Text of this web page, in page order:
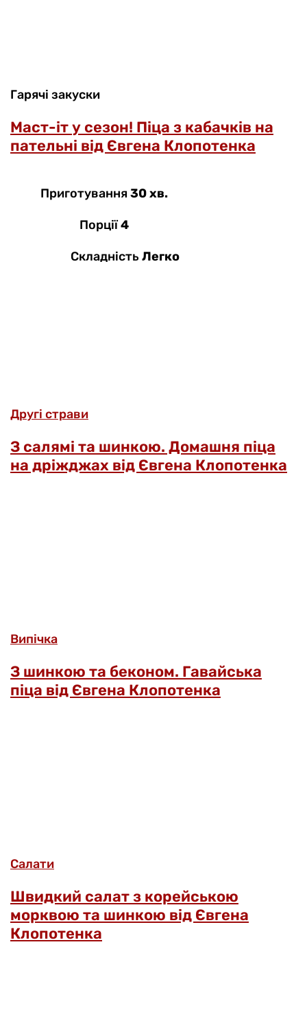
Гарячі закуски
Маст-іт у сезон! Піца з кабачків на
пательні від Євгена Клопотенка
Приготування30 хв.
Порції4
Складність Легко
Другі страви
З салямі та шинкою. Домашня піца
на дріжджах від Євгена Клопотенка
Випічка
З шинкою та беконом. Гавайська
піца від Євгена Клопотенка
Салати
Швидкий салат з корейською
морквою та шинкою від Євгена
Клопотенка